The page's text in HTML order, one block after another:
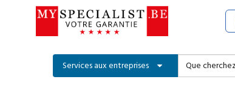
Services aux entreprises